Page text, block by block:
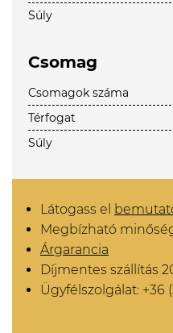
Súly
Csomag
Csomagok száma
Térfogat
Súly
Látogass el
Megbízható
Árgarancia
Díjmentes szállítás
Ügyfélszolgálat: +36